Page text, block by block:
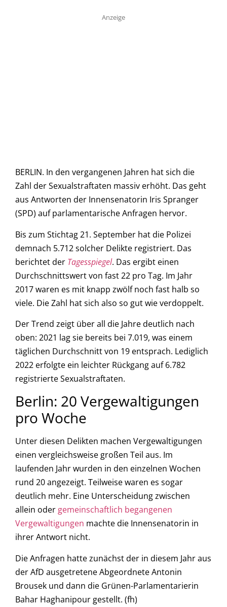
Anzeige
BERLIN. In den vergangenen Jahren hat sich die
Zahl der Sexualstraftaten massiv erhöht. Das geht
aus Antworten der Innensenatorin Iris Spranger
(SPD) auf parlamentarische Anfragen hervor.
Bis zum Stichtag 21. September hat die Polizei
demnach 5.712 solcher Delikte registriert. Das
berichtet der Tagesspiegel. Das ergibt einen
Durchschnittswert von fast 22 pro Tag. Im Jahr
2017 waren es mit knapp zwölf noch fast halb so
viele. Die Zahl hat sich also so gut wie verdoppelt.
Der Trend zeigt über all die Jahre deutlich nach
oben: 2021 lag sie bereits bei 7.019, was einem
täglichen Durchschnitt von 19 entsprach. Lediglich
2022 erfolgte ein leichter Rückgang auf 6.782
registrierte Sexualstraftaten.
Berlin: 20 Vergewaltigungen
pro Woche
Unter diesen Delikten machen Vergewaltigungen
einen vergleichsweise großen Teil aus. Im
laufenden Jahr wurden in den einzelnen Wochen
rund 20 angezeigt. Teilweise waren es sogar
deutlich mehr. Eine Unterscheidung zwischen
allein odergemeinschaftlich begangenen
Vergewaltigungen machte die Innensenatorin in
ihrer Antwort nicht.
Die Anfragen hatte zunächst der in diesem Jahr aus
der AfD ausgetretene Abgeordnete Antonin
Brousek und dann die Grünen-Parlamentarierin
Bahar Haghanipour gestellt. (fh)